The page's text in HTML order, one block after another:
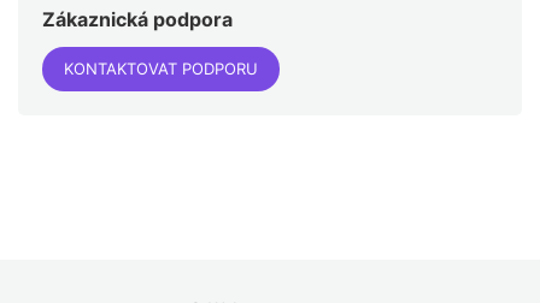
Zákaznická podpora
KONTAKTOVAT PODPORU